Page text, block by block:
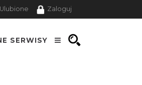
Ulubione Zaloguj
SERWISY